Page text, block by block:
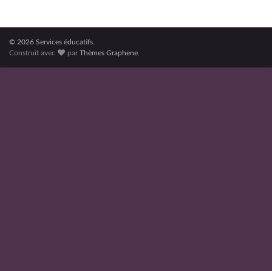
© 2026 Services éducatifs.
Construit avec
parThèmes Graphene